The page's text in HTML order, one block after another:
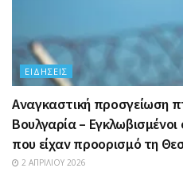
ΕΙΔΉΣΕΙΣ
Αναγκαστική προσγείωση
Βουλγαρία –
που είχαν προορισμό τη
2 ΑΠΡΙΛΊΟΥ 2026